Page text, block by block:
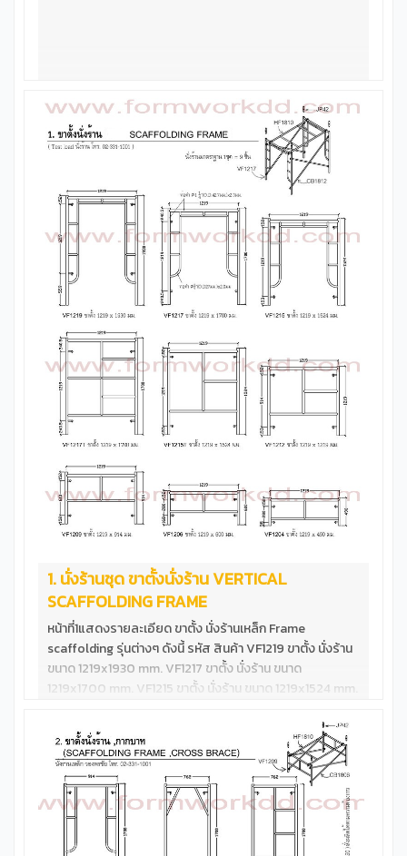
1. นั่งร้านชุด ขาตั้งนั่งร้าน VERTICAL
SCAFFOLDING FRAME
หน้าที่1แสดงรายละเอียด ขาตั้ง นั่งร้านเหล็ก Frame
scaffolding รุ่นต่างๆ ดังนี้ รหัส สินค้า VF1219 ขาตั้ง นั่งร้าน
ขนาด 1219x1930 mm. VF1217 ขาตั้ง นั่งร้าน ขนาด
1219x1700 mm. VF1215 ขาตั้ง นั่งร้าน ขนาด 1219x1524 mm.
VF1215T ขาตั้ง นั่งร้าน ขนาด 1219x1524 mm.**รับน้ำหนักสูง
VF1212T ขาตั้ง นั่งร้าน ขนาด 1219x1219 mm.**รับน้ำหนักสูง
VF1209 ขาตั้ง นั่งร้าน ขนาด 1219x 914 mm.**รับน้ำหนักสูง
VF1206 ขาตั้ง นั่งร้าน ขนาด 1219x 600 mm.**รับน้ำหนักสูง
VF1204 ขาตั้ง นั่งร้าน ขนาด 1219x 490 mm.**รับน้ำหนักสูง
นั่งร้านชุด ตัวอย่างนั่งร้านมาตราฐานสูง1700mm &nbsp;
1ชุด ประกอบด้วยอุปกรณ์ดังนี้ VF1217 ขาตั้ง นั่งร้าน ขนาด